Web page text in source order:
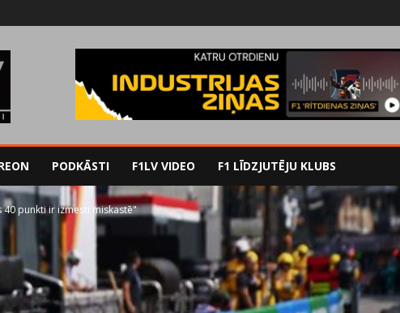
PODKĀSTI F1LV VIDEO F1 LĪDZJUTĒJU KLUBS
40 punkti ir izmesti miskastē"